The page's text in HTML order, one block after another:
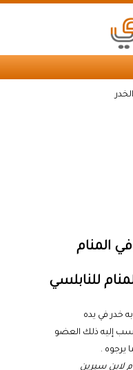
المنام
للنابلسي
خدر في يده
إليه ذلك العضو
يرجوه .
لابن سيرين